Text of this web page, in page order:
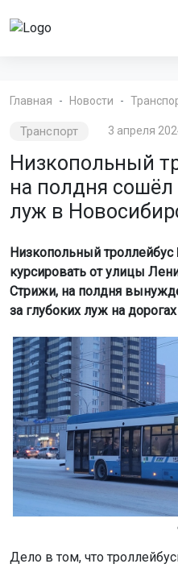
Главная Новости
Транспорт 3 апреля
Низкопольный
на полдня сошёл
луж в
Низкопольный
курсировать от улицы
Стрижи, на полдня
за глубоких луж на
Дело в том, что